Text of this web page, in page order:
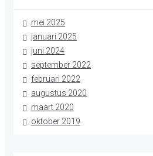
mei 2025
januari 2025
juni 2024
september 2022
februari 2022
augustus 2020
maart 2020
oktober 2019